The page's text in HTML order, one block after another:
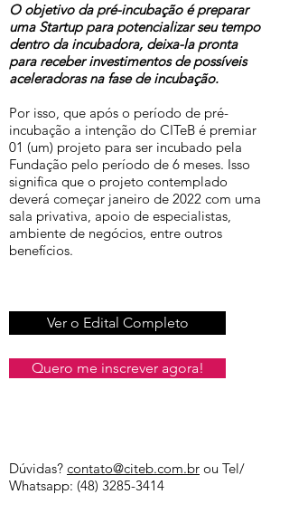
O objetivo da pré-incubação é preparar
uma Startup para potencializar seu tempo
dentro da incubadora, deixa-la pronta
para receber investimentos de possíveis
aceleradoras na fase de incubação.
Por isso, que após o período de pré-
incubação a intenção do CITeB é premiar
01 (um) projeto para ser incubado pela
Fundação pelo período de 6 meses. Isso
significa que o projeto contemplado
deverá começar janeiro de 2022 com uma
sala privativa, apoio de especialistas,
ambiente de negócios, entre outros
benefícios.
Ver o Edital Completo
Quero me inscrever agora!
Dúvidas? contato@citeb.com.br ou Tel/
Whatsapp: (48) 3285-3414